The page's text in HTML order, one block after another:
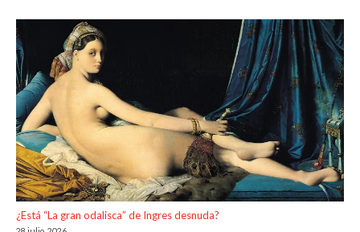
¿Está “La gran odalisca” de Ingres desnuda?